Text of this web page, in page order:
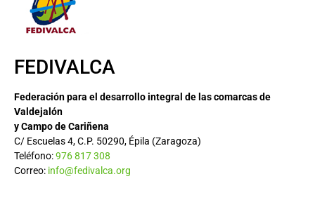
FEDIVALCA
Federación para el desarrollo integral de las comarcas de
Valdejalón
y Campo de Cariñena
C/ Escuelas 4, C.P. 50290, Épila (Zaragoza)
Teléfono:976 817 308
Correo: info@fedivalca.org